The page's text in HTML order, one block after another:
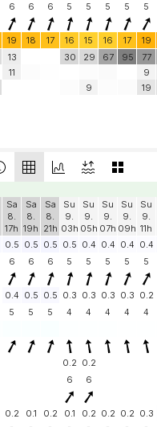
6 6 6 5 5 5 5 5
19 18 17 16 15 16 17 19
13
11
30 29
9
67 95
77
9
19
Sa
8.
17h
Sa
8.
19h
Sa
8.
21h
Su
9.
03h
Su
9.
05h
Su
9.
07h
Su
9.
09h
Su
9.
11h
0.5 0.5 0.5 0.5 0.4 0.4 0.4 0.4
6 6 6 5 5 5 5 5
0.4 0.5 0.5 0.3 0.3 0.3 0.3 0.2
5 5 5 4 4 4 4 4
0.2 0.2
6 6
0.2 0.1 0.2 0.1 0.2 0.2 0.2 0.3